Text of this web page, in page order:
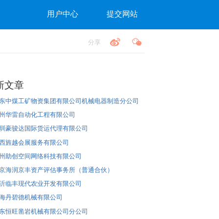
用户中心 提交网站
分享
文章
中煤工矿物资集团有限公司机械电器制造分公司
华雷自动化工程有限公司
豪骏达国际货运代理有限公司
旌越会展服务有限公司
助创空间网络科技有限公司
海润京丰资产评估事务所（普通合伙）
临丰现代农业开发有限公司
丹碧德机械有限公司
恒旺凿岩机械有限公司分公司